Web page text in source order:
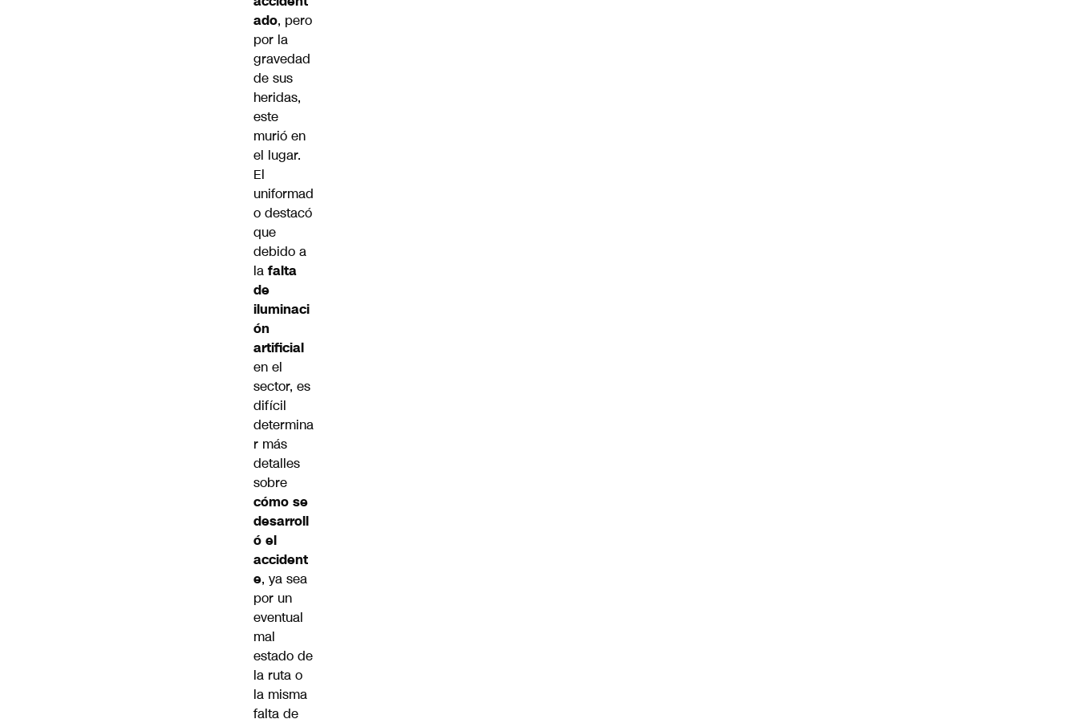
ado, pero
por la
gravedad
de sus
heridas,
este
murió en
el lugar.
El
uniformad
o destacó
que
debido a
la falta
de
iluminaci
ón
artificial
en el
sector, es
difícil
determina
r más
detalles
sobre
cómo se
desarroll
ó el
accident
e, ya sea
por un
eventual
mal
estado de
la ruta o
la misma
falta de